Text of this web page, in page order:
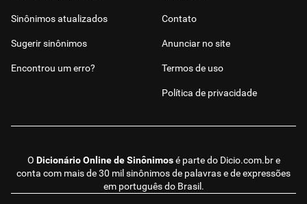
O Dicionário Online de Sinônimosé parte do Dicio.com.bre
conta com mais de 30 mil sinônimos de palavras e de expressões
em português do Brasil.
Sinônimos atualizados
Sugerir sinônimos
Encontrou um erro?
Contato
Anunciar no site
Termos de uso
Política de privacidade